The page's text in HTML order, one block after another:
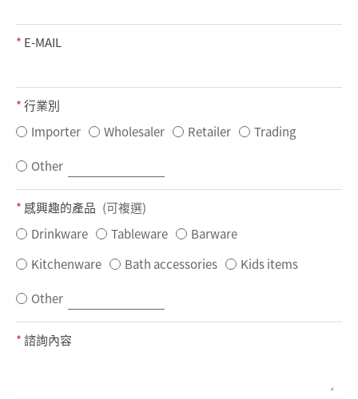
* E-MAIL
*行業別
Importer
Wholesaler Retailer
Trading
Other
* 感興趣的產品 (可複選)
Drinkware
Tableware
Barware
Kitchenware
Bath accessories
Kids items
Other
*諮詢內容